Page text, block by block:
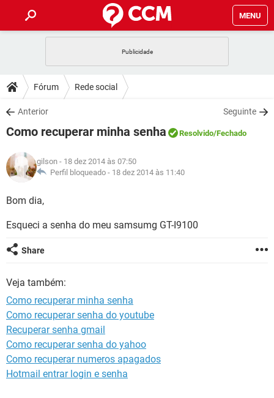
MENU
CELULAR
OUTLOOK
INSTAGRAM GMAIL
GUIA DE COMPRAS
DICAS
JOGOS
INSTAGRAM
DOWNLOADS
JOGOS WHATSAPP
CELULAR
OUTLOOK EXCEL
INSTAGRAM
JOGOS
OUTLOOK
INSTAGRAM GMAIL
GUIA DE COMPRAS
GLOSSÁRIO
JOGOS
INSTAGRAM
GUIA DE COMPRAS
Fórum Rede social
Anterior Seguinte
Como recuperar minha senha Resolvido/Fechado
gilson - 18 dez 2014 às 07:50
Perfil bloqueado - 18 dez 2014 às 11:40
Bom dia,
Esqueci a senha do meu samsumg GT-I9100
Share
Veja também:
Como recuperar minha senha
Como recuperar senha do youtube
Recuperar senha gmail
Como recuperar senha do yahoo
Como recuperar numeros apagados
Hotmail entrar login e senha